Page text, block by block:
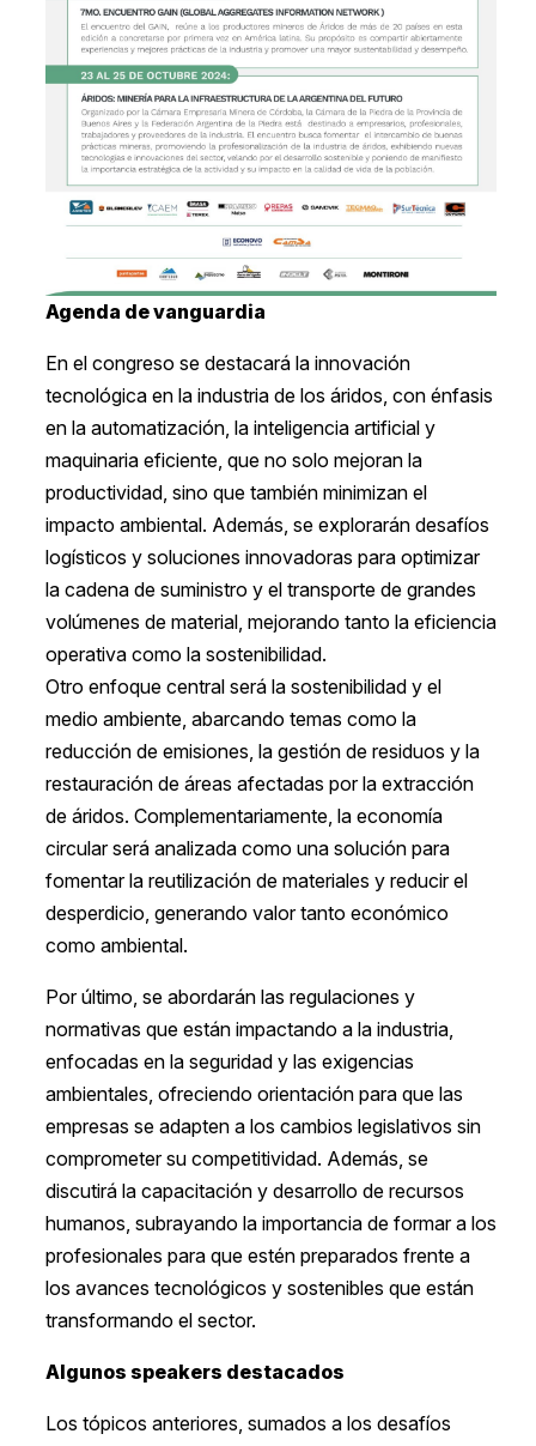
Agenda de vanguardia
En el congreso se destacará la innovación
tecnológica en la industria de los áridos, con énfasis
en la automatización, la inteligencia artificial y
maquinaria eficiente, que no solo mejoran la
productividad, sino que también minimizan el
impacto ambiental. Además, se explorarán desafíos
logísticos y soluciones innovadoras para optimizar
la cadena de suministro y el transporte de grandes
volúmenes de material, mejorando tanto la eficiencia
operativa como la sostenibilidad.
Otro enfoque central será la sostenibilidad y el
medio ambiente, abarcando temas como la
reducción de emisiones, la gestión de residuos y la
restauración de áreas afectadas por la extracción
de áridos. Complementariamente, la economía
circular será analizada como una solución para
fomentar la reutilización de materiales y reducir el
desperdicio, generando valor tanto económico
como ambiental.
Por último, se abordarán las regulaciones y
normativas que están impactando a la industria,
enfocadas en la seguridad y las exigencias
ambientales, ofreciendo orientación para que las
empresas se adapten a los cambios legislativos sin
comprometer su competitividad. Además, se
discutirá la capacitación y desarrollo de recursos
humanos, subrayando la importancia de formar a los
profesionales para que estén preparados frente a
los avances tecnológicos y sostenibles que están
transformando el sector.
Algunos speakers destacados
Los tópicos anteriores, sumados a los desafíos